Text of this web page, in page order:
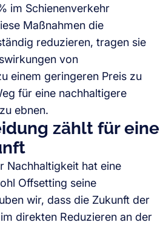
im Schienenverkehr
Maßnahmen die
reduzieren, tragen sie
von
einem geringeren Preis zu
für eine nachhaltigere
ebnen.
zählt für eine
Nachhaltigkeit hat eine
Offsetting seine
wir, dass die Zukunft der
direkten Reduzieren an der